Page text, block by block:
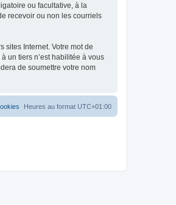
ou facultative, à la
recevoir ou non les courriels
sites Internet. Votre mot de
un tiers n’est habilitée à vous
de soumettre votre nom
Heures au format UTC+01:00